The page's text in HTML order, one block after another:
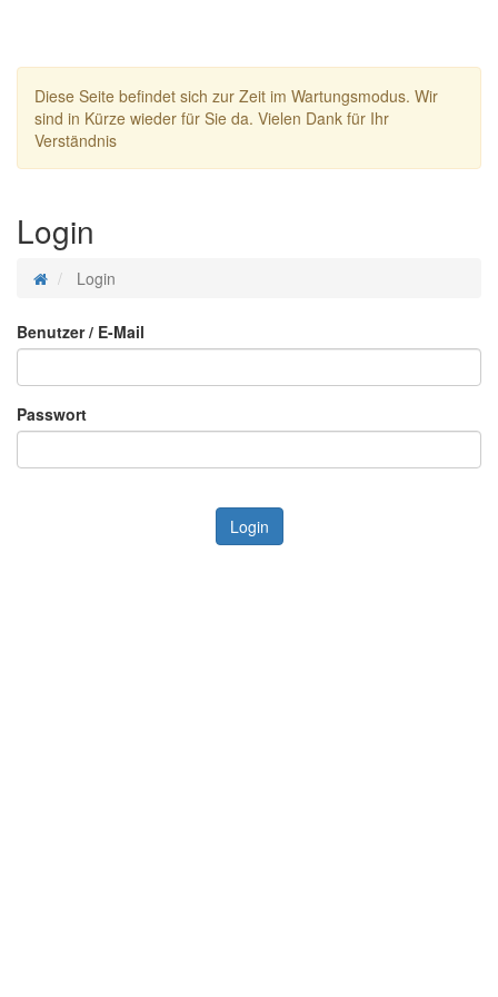
Diese Seite befindet sich zur Zeit im Wartungsmodus. Wir
sind in Kürze wieder für Sie da. Vielen Dank für Ihr
Verständnis
Login
Login
Benutzer / E-Mail
Passwort
Login